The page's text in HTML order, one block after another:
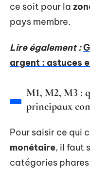
ce soit pour la
pays membre.
Lire également :
argent : astuces
M1, M2, M3 :
principaux
Pour saisir ce qui
monétaire, il faut
catégories